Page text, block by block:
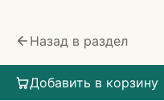
Назад в раздел
Добавить в корзину